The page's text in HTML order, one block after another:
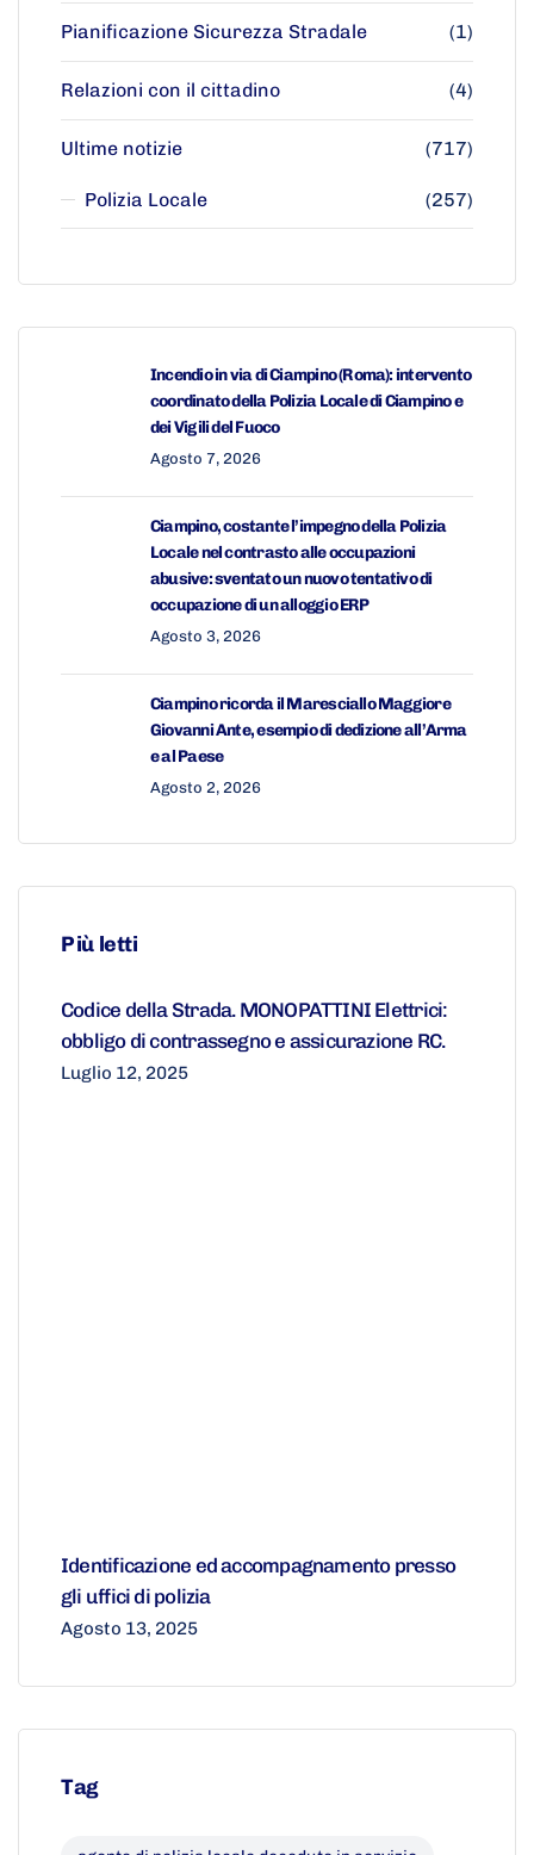
Pianificazione Sicurezza Stradale (1)
Relazioni con il cittadino (4)
Ultime notizie (717)
Polizia Locale (257)
Incendio in via di Ciampino (Roma): intervento
coordinato della Polizia Locale di Ciampino e
dei Vigili del Fuoco
Agosto 7, 2026
Ciampino, costante l’impegno della Polizia
Locale nel contrasto alle occupazioni
abusive: sventato un nuovo tentativo di
occupazione di un alloggio ERP
Agosto 3, 2026
Ciampino ricorda il Maresciallo Maggiore
Giovanni Ante, esempio di dedizione all’Arma
e al Paese
Agosto 2, 2026
Più letti
Codice della Strada. MONOPATTINI Elettrici:
obbligo di contrassegno e assicurazione RC.
Luglio 12, 2025
Identificazione ed accompagnamento presso
gli uffici di polizia
Agosto 13, 2025
Tag